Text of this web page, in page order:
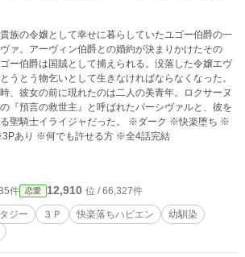
位継承第二位の王子 25歳
ている 冷酷非情で支配的。男色趣味 ・ハルス
た孤児 黒髪、黒目、小柄、同じ顔をしている双子 甘
族の令嬢として幸せに暮らしていたユゴー伯爵の一
ァ。アーヴィン伯爵との婚約が決まりかけたその
ー伯爵は国賊として捕えられる。没落した令嬢エヴ
うとう物乞いとして生きなければならなくなった。
、彼女の前に現れたのは二人の美青年。ロクサーヌ
『預言の救世主』と呼ばれたパーシヴァルと、彼を
士イライジャだった。 ※ダーク ※快楽堕ち ※
あり ※何でも許せる方 ※全4話完結
件 恋愛 12,910 位 / 66,327件
ジー ３Ｐ 快楽落ちハピエン
幼馴染